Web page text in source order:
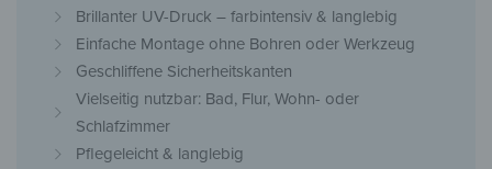
Brillanter UV-Druck – farbintensiv & langlebig
Einfache Montage ohne Bohren oder Werkzeug
Geschliffene Sicherheitskanten
Vielseitig nutzbar: Bad, Flur, Wohn- oder
Schlafzimmer
Pflegeleicht & langlebig